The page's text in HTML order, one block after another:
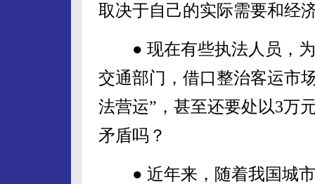
取决于自己的实际需要和经
● 现在有些执法人员，为
交通部门，借口整治客运市
法营运”，甚至还要处以3万
矛盾吗？
● 近年来，随着我国城市